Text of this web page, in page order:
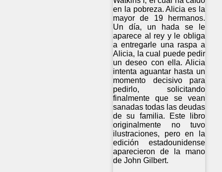
en la pobreza. Alicia es la
mayor de 19 hermanos.
Un día, un hada se le
aparece al rey y le obliga
a entregarle una raspa a
Alicia, la cual puede pedir
un deseo con ella. Alicia
intenta aguantar hasta un
momento decisivo para
pedirlo, solicitando
finalmente que se vean
sanadas todas las deudas
de su familia. Este libro
originalmente no tuvo
ilustraciones, pero en la
edición estadounidense
aparecieron de la mano
de John Gilbert.